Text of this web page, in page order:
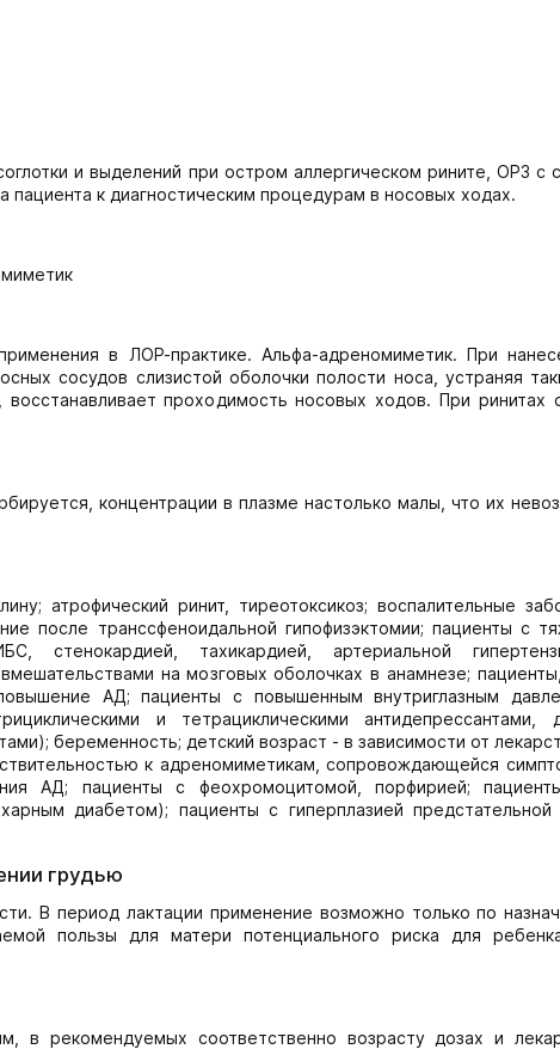
и выделений при остром аллергическом рините, ОРЗ с
пациента к диагностическим процедурам в носовых ходах.
в ЛОР-практике. Альфа-адреномиметик. При
сосудов слизистой оболочки полости носа, устраняя
проходимость носовых ходов. При ринитах
концентрации в плазме настолько малы, что их
атрофический ринит, тиреотоксикоз; воспалительные
после транссфеноидальной гипофизэктомии; пациенты с
стенокардией, тахикардией, артериальной
на мозговых оболочках в анамнезе;
АД; пациенты с повышенным внутриглазным
и тетрациклическими антидепрессантами,
беременность; детский возраст - в зависимости от
к адреномиметикам, сопровождающейся
АД; пациенты с феохромоцитомой, порфирией;
диабетом); пациенты с гиперплазией
грудью
В период лактации применение возможно только по
пользы для матери потенциального риска для
в рекомендуемых соответственно возрасту дозах и